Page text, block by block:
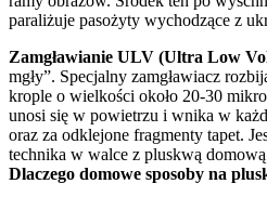
paraliżuje pasożyty wychodzące z
Zamgławianie ULV (Ultra Low
mgły”. Specjalny zamgławiacz
krople o wielkości około 20-30
unosi się w powietrzu i wnika w
oraz za odklejone fragmenty tapet.
technika w walce z pluskwą
Dlaczego domowe sposoby na